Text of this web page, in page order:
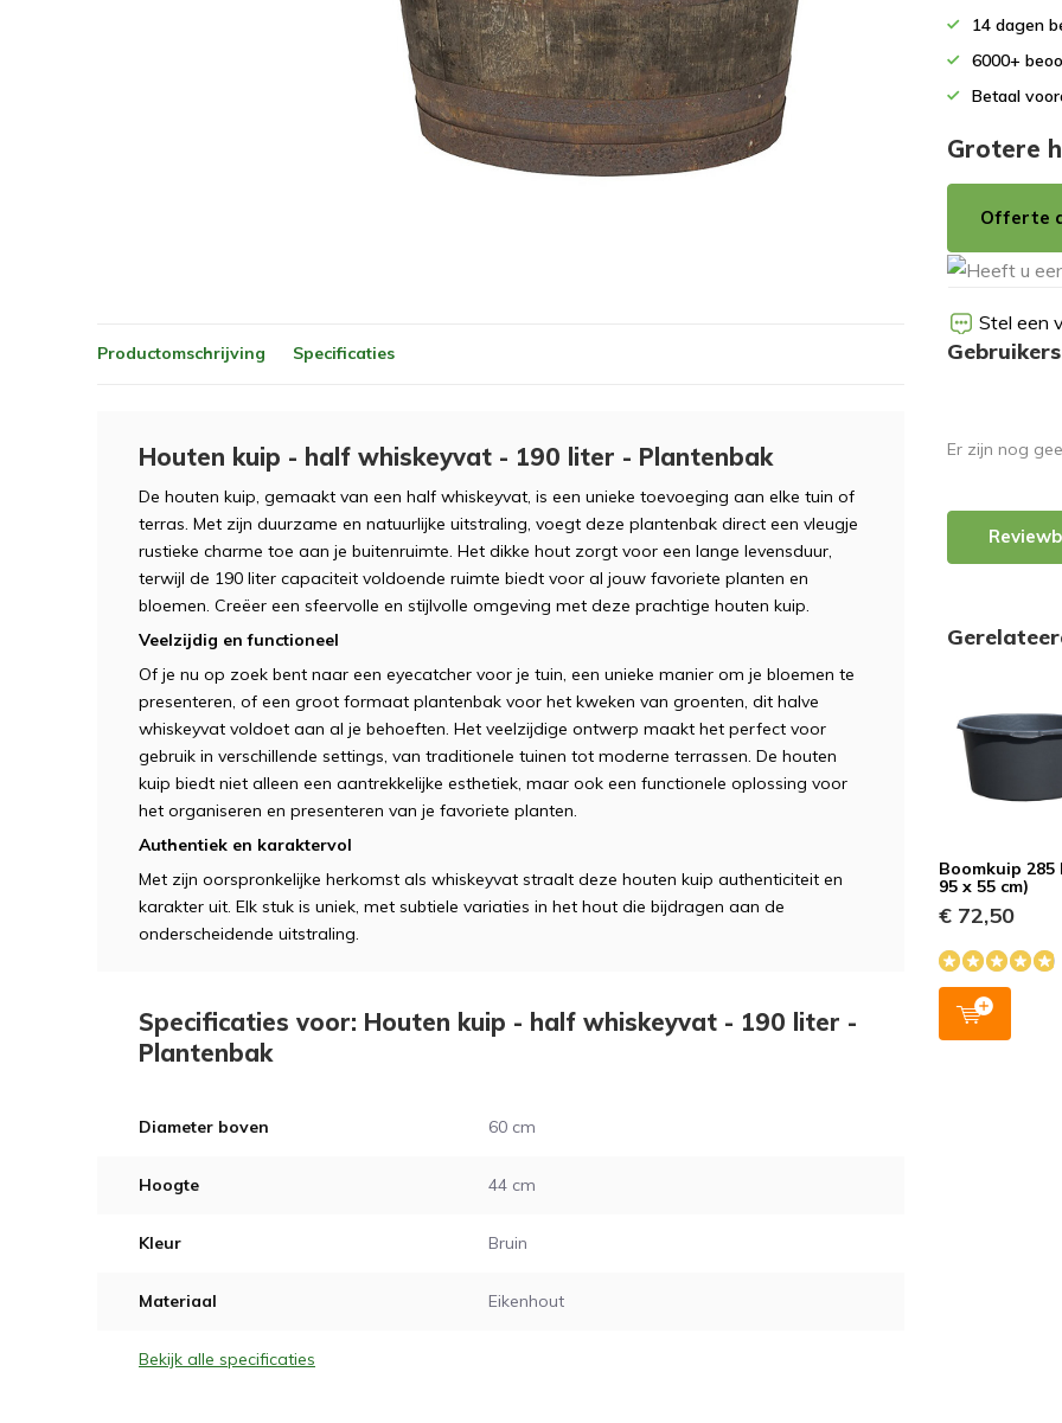
14 dagen
6000+
Betaal
Grotere
Offerte
Stel een
Productomschrijving Specificaties
Houten kuip - half whiskeyvat - 190 liter - Plantenbak
De houten kuip, gemaakt van een half whiskeyvat, is een unieke toevoeging aan elke tuin of
terras. Met zijn duurzame en natuurlijke uitstraling, voegt deze plantenbak direct een vleugje
rustieke charme toe aan je buitenruimte. Het dikke hout zorgt voor een lange levensduur,
terwijl de 190 liter capaciteit voldoende ruimte biedt voor al jouw favoriete planten en
bloemen. Creëer een sfeervolle en stijlvolle omgeving met deze prachtige houten kuip.
Veelzijdig en functioneel
Of je nu op zoek bent naar een eyecatcher voor je tuin, een unieke manier om je bloemen te
presenteren, of een groot formaat plantenbak voor het kweken van groenten, dit halve
whiskeyvat voldoet aan al je behoeften. Het veelzijdige ontwerp maakt het perfect voor
gebruik in verschillende settings, van traditionele tuinen tot moderne terrassen. De houten
kuip biedt niet alleen een aantrekkelijke esthetiek, maar ook een functionele oplossing voor
het organiseren en presenteren van je favoriete planten.
Authentiek en karaktervol
Met zijn oorspronkelijke herkomst als whiskeyvat straalt deze houten kuip authenticiteit en
karakter uit. Elk stuk is uniek, met subtiele variaties in het hout die bijdragen aan de
onderscheidende uitstraling.
Specificaties voor: Houten kuip - half whiskeyvat - 190 liter -
Plantenbak
Diameter boven 60 cm
Hoogte 44 cm
Kleur Bruin
Materiaal Eikenhout
Bekijk alle specificaties
Er zijn nog
Boomkuip 285
95 x 55 cm)
€ 72,50